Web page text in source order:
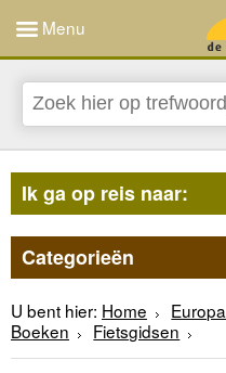
Menu
Ik ga op reis naar:
Categorieën
U bent hier: Home Europa
Boeken
Fietsgidsen